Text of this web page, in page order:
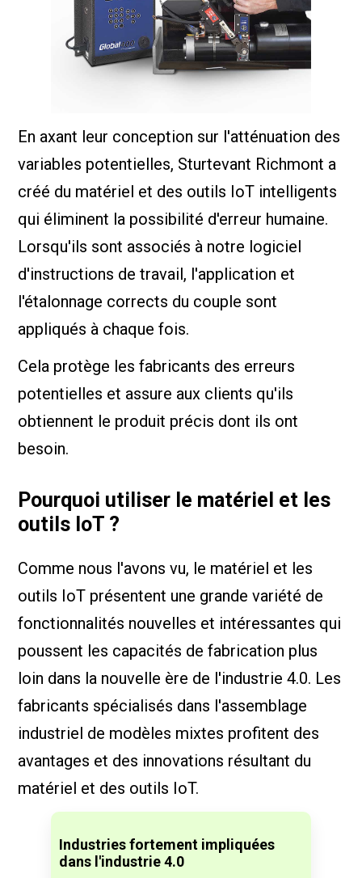
En axant leur conception sur l'atténuation des
variables potentielles, Sturtevant Richmont a
créé du matériel et des outils IoT intelligents
qui éliminent la possibilité d'erreur humaine.
Lorsqu'ils sont associés à notre logiciel
d'instructions de travail, l'application et
l'étalonnage corrects du couple sont
appliqués à chaque fois.
Cela protège les fabricants des erreurs
potentielles et assure aux clients qu'ils
obtiennent le produit précis dont ils ont
besoin.
Pourquoi utiliser le matériel et les
outils IoT ?
Comme nous l'avons vu, le matériel et les
outils IoT présentent une grande variété de
fonctionnalités nouvelles et intéressantes qui
poussent les capacités de fabrication plus
loin dans la nouvelle ère de l'industrie 4.0. Les
fabricants spécialisés dans l'assemblage
industriel de modèles mixtes profitent des
avantages et des innovations résultant du
matériel et des outils IoT.
Industries fortement impliquées
dans l'industrie 4.0